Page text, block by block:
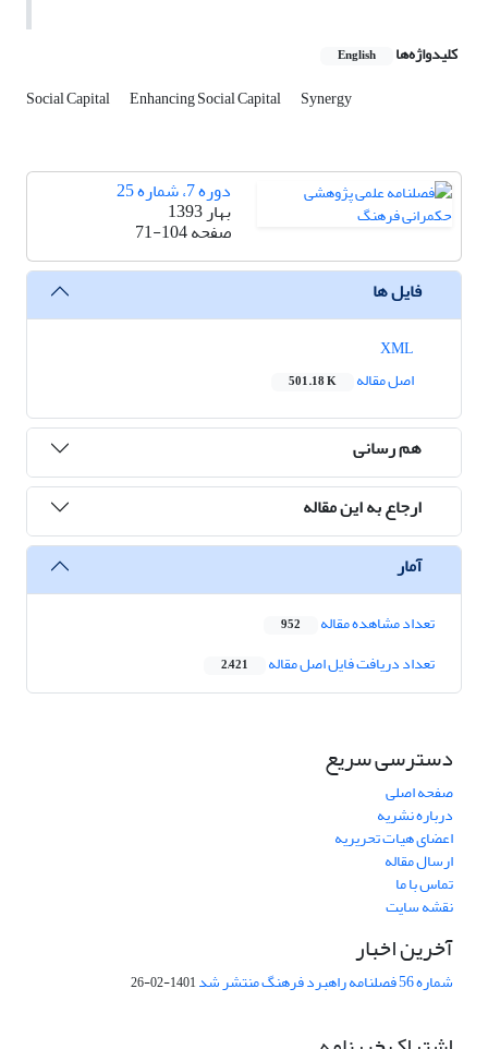
کلیدواژه‌ها English
Social Capital Enhancing Social Capital Synergy
دوره 7، شماره 25
بهار 1393
صفحه71-104
فایل ها
اصل مقاله
501.18 K
هم رسانی
ارجاع به این مقاله
آمار
تعداد مشاهده مقاله 952
تعداد دریافت فایل اصل مقاله 2,421
دسترسی سریع
صفحه اصلی
درباره نشریه
اعضای هیات تحریریه
ارسال مقاله
تماس با ما
نقشه سایت
آخرین اخبار
شماره 56 فصلنامه راهبرد فرهنگ منتشر شد 1401-02-26